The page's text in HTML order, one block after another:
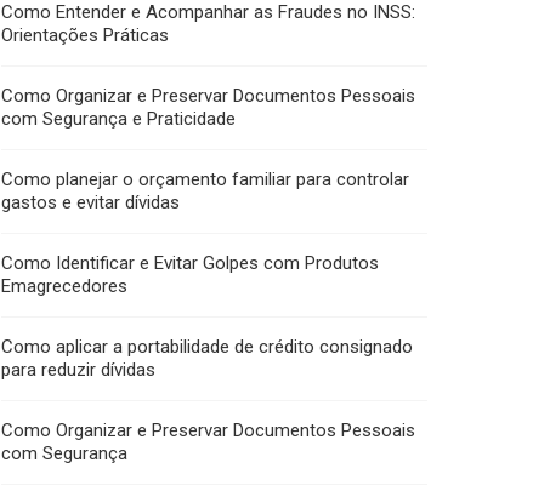
Como Entender e Acompanhar as Fraudes no INSS:
Orientações Práticas
Como Organizar e Preservar Documentos Pessoais
com Segurança e Praticidade
Como planejar o orçamento familiar para controlar
gastos e evitar dívidas
Como Identificar e Evitar Golpes com Produtos
Emagrecedores
Como aplicar a portabilidade de crédito consignado
para reduzir dívidas
Como Organizar e Preservar Documentos Pessoais
com Segurança